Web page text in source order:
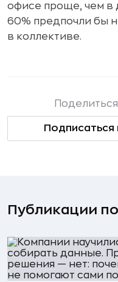
офисе проще, чем в
60% предпочли бы
в коллективе.
Публикации